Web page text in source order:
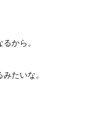
から。
たいな。